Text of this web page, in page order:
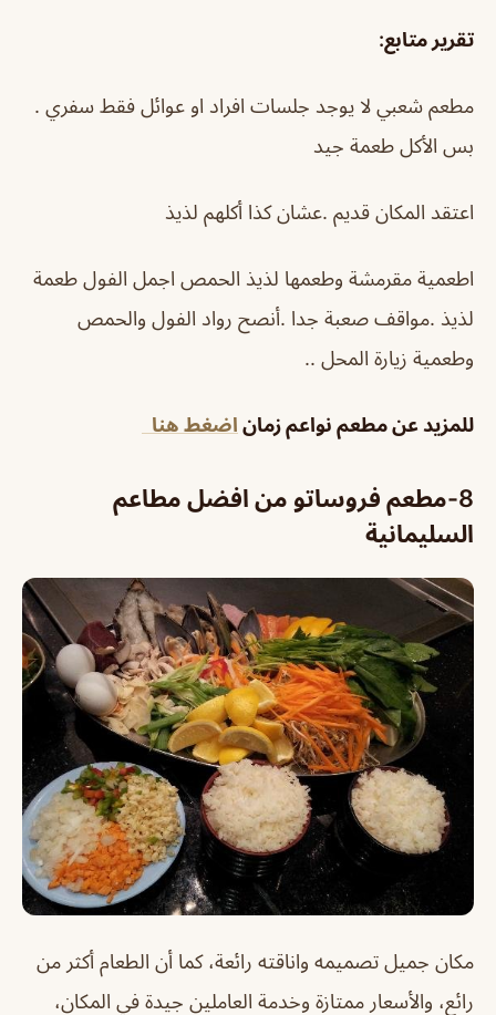
تقرير متابع:
مطعم شعبي لا يوجد جلسات افراد او عوائل فقط سفري .
بس الأكل طعمة جيد
اعتقد المكان قديم .عشان كذا أكلهم لذيذ
اطعمية مقرمشة وطعمها لذيذ الحمص اجمل الفول طعمة
لذيذ .مواقف صعبة جدا .أنصح رواد الفول والحمص
وطعمية زيارة المحل ..
للمزيد عن مطعم نواعم زمان اضغط هنا
8-مطعم فروساتو من افضل مطاعم
السليمانية
مكان جميل تصميمه واناقته رائعة، كما أن الطعام أكثر من
رائع، والأسعار ممتازة وخدمة العاملين جيدة في المكان،